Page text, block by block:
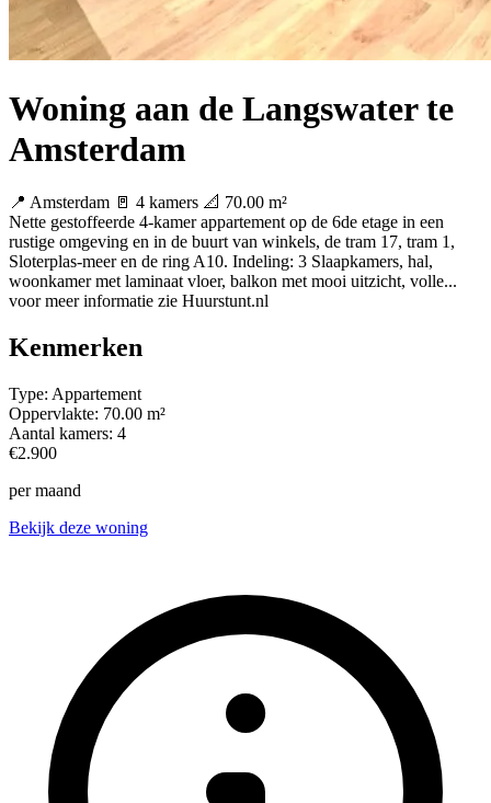
Woning aan de Langswater te
Amsterdam
📍 Amsterdam 🚪 4 kamers 📐 70.00 m²
Nette gestoffeerde 4-kamer appartement op de 6de etage in een
rustige omgeving en in de buurt van winkels, de tram 17, tram 1,
Sloterplas-meer en de ring A10. Indeling: 3 Slaapkamers, hal,
woonkamer met laminaat vloer, balkon met mooi uitzicht, volle...
voor meer informatie zie Huurstunt.nl
Kenmerken
Type: Appartement
Oppervlakte: 70.00 m²
Aantal kamers: 4
€2.900
per maand
Bekijk deze woning